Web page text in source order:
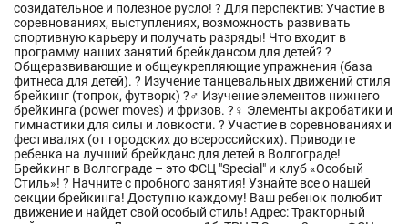
созидательное и полезное русло! ? Для перспектив: Участие в
соревнованиях, выступлениях, возможность развивать
спортивную карьеру и получать разряды! Что входит в
программу наших занятий брейкдансом для детей? ?️
Общеразвивающие и общеукрепляющие упражнения (база
фитнеса для детей). ? Изучение танцевальных движений стиля
брейкинг (топрок, футворк) ?‍♂️ Изучение элементов нижнего
брейкинга (power moves) и фризов. ?‍♀️ Элементы акробатики и
гимнастики для силы и ловкости. ? Участие в соревнованиях и
фестивалях (от городских до всероссийских). Приводите
ребенка на лучший брейкданс для детей в Волгограде!
Брейкинг в Волгограде – это ФСЦ "Special" и клуб «Особый
Стиль»! ? Начните с пробного занятия! Узнайте все о нашей
секции брейкинга! Доступно каждому! Ваш ребенок полюбит
движение и найдет свой особый стиль! Адрес: Тракторный